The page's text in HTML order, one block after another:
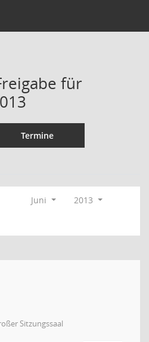
für
Termine
Juni
2013
Sitzungssaal